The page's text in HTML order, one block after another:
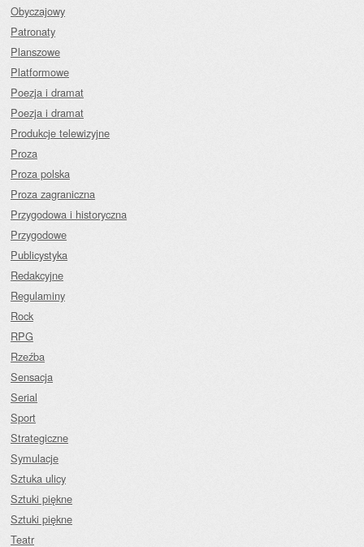
Obyczajowy
Patronaty
Planszowe
Platformowe
Poezja i dramat
Poezja i dramat
Produkcje telewizyjne
Proza
Proza polska
Proza zagraniczna
Przygodowa i historyczna
Przygodowe
Publicystyka
Redakcyjne
Regulaminy
Rock
RPG
Rzeźba
Sensacja
Serial
Sport
Strategiczne
Symulacje
Sztuka ulicy
Sztuki piękne
Sztuki piękne
Teatr